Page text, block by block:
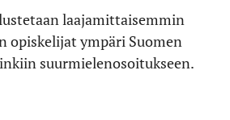
laajamittaisemmin
opiskelijat ympäri Suomen
suurmielenosoitukseen.